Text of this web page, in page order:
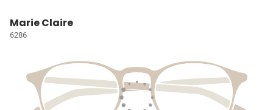
Marie Claire
6286